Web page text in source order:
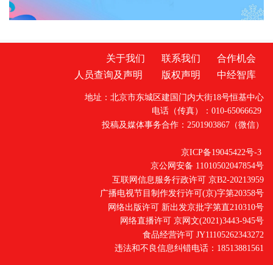
关于我们 联系我们
合作机会
人员查询及声明
版权声明 中经智库
地址：北京市东城区建国门内大街18号恒基中心
电话（传真）：010-65066629
投稿及媒体事务合作：2501903867（微信）
京ICP备19045422号-3
京公网安备 11010502047854号
互联网信息服务行政许可 京B2-20213959
广播电视节目制作发行许可(京)字第20358号
网络出版许可 新出发京批字第直210310号
网络直播许可 京网文(2021)3443-945号
食品经营许可 JY11105262343272
违法和不良信息纠错电话：18513881561